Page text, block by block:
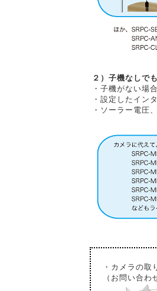
２）子機なしで
・子機がない場
・設定したイン
・ソーラー電圧
・カメラの取
（お問い合わ